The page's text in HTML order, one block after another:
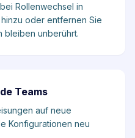
Rollenwechsel in
oder entfernen Sie
bleiben unberührt.
Teams
auf neue
Konfigurationen neu